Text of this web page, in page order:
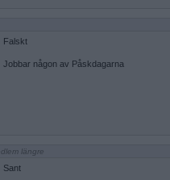
Falskt
Jobbar någon av Påskdagarna
längre
Sant